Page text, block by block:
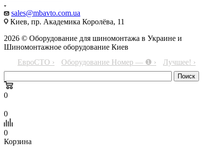
sales@mbavto.com.ua
Киев, пр. Академика Королёва, 11
2026 © Оборудование для шиномонтажа в Украине и
Шиномонтажное оборудование Киев
ЕвроСТО ›
Оборудование Номер — ❶ › Лучшее! ›
0
0
0
Корзина